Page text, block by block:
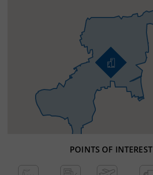
POINTS OF INTEREST